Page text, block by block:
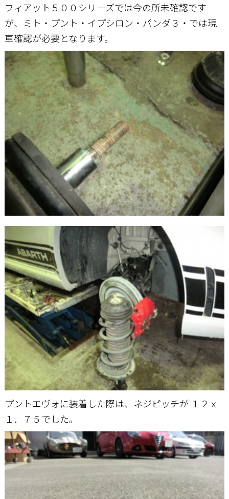
フィアット５００シリーズでは今の所未確認です
が、ミト・プント・イプシロン・パンダ３・では現
車確認が必要となります。
プントエヴォに装着した際は、ネジピッチが １２ｘ
１．７５でした。